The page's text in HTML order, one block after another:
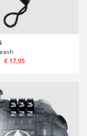
€ 17,95